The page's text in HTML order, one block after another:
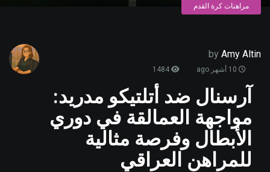
مراهنات كرة القدم
by Amy Altin
آرسنال ضد أتلتيكو مدريد:
مواجهة العمالقة في دوري
الأبطال وفرصة مثالية
للمراهن العراقي